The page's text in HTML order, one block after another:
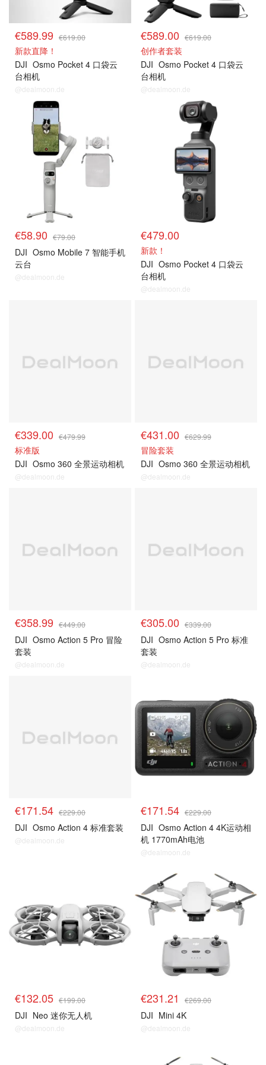
€589.99 €619.00
新款直降！
DJI Osmo Pocket 4 口袋云
台相机
@dealmoon.de
€589.00 €619.00
创作者套装
DJI Osmo Pocket 4 口袋云
台相机
@dealmoon.de
手持摄影系列
€58.90 €79.00
DJI Osmo Mobile 7 智能手机
云台
@dealmoon.de
手持摄影系列
€479.00
新款！
DJI Osmo Pocket 4 口袋云
台相机
@dealmoon.de
€339.00 €479.99
标准版
DJI Osmo 360 全景运动相机
@dealmoon.de
€431.00 €629.99
冒险套装
DJI Osmo 360 全景运动相机
@dealmoon.de
€358.99 €449.00
DJI Osmo Action 5 Pro 冒险
套装
@dealmoon.de
€305.00 €339.00
DJI Osmo Action 5 Pro 标准
套装
@dealmoon.de
€171.54 €229.00
DJI Osmo Action 4 标准套装
@dealmoon.de
€171.54 €229.00
DJI Osmo Action 4 4K运动相
机 1770mAh电池
@dealmoon.de
€132.05 €199.00
DJI Neo 迷你无人机
@dealmoon.de
€231.21 €269.00
DJI Mini 4K
@dealmoon.de